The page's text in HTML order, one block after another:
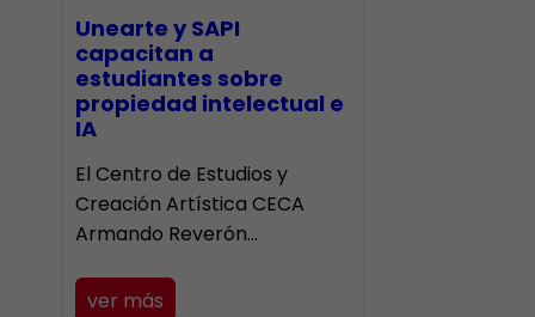
Unearte y SAPI
capacitan a
estudiantes sobre
propiedad intelectual e
IA
El Centro de Estudios y
Creación Artística CECA
Armando Reverón…
ver más